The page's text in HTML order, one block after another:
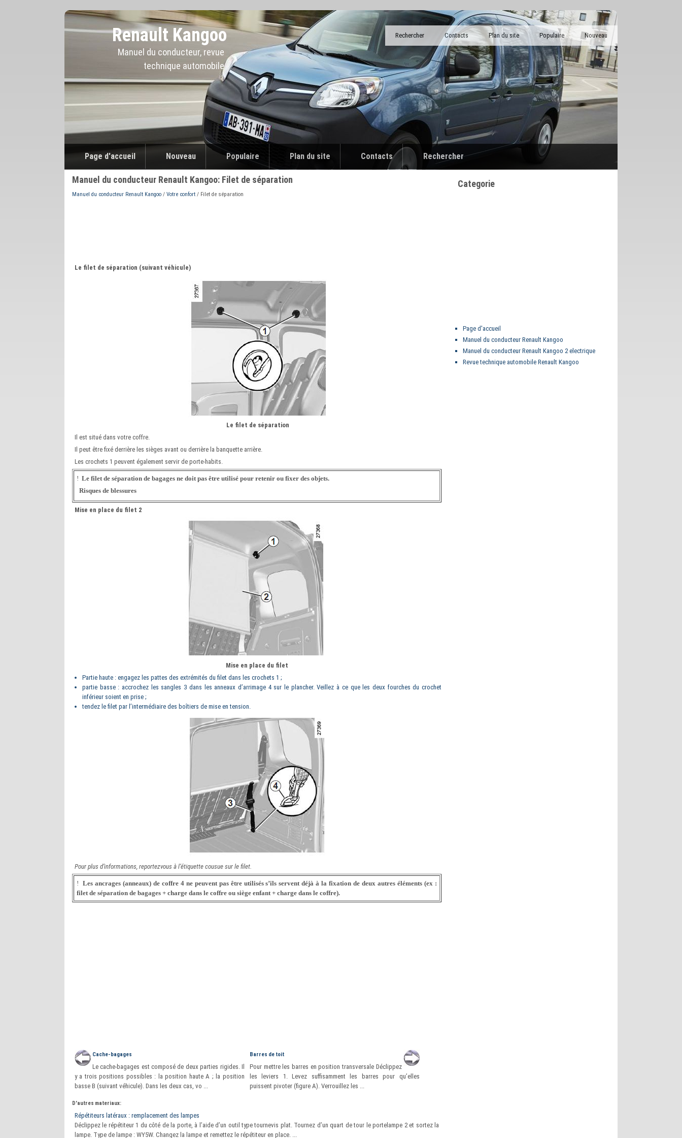
Renault Kangoo
Manuel du conducteur, revue
technique automobile
Nouveau
Populaire
Plan du site
Contacts
Rechercher
Page d'accueil Nouveau Populaire Plan du site Contacts Rechercher
Manuel du conducteur Renault Kangoo: Filet de séparation
Manuel du conducteur Renault Kangoo / Votre confort / Filet de séparation
Le filet de séparation (suivant véhicule)
Le filet de séparation
Il est situé dans votre coffre.
Il peut être fixé derrière les sièges avant ou derrière la banquette arrière.
Les crochets 1 peuvent également servir de porte-habits.
! Le filet de séparation de bagages ne doit pas être utilisé pour retenir ou fixer des objets.
Risques de blessures
Mise en place du filet 2
Mise en place du filet
Partie haute : engagez les pattes des extrémités du filet dans les crochets 1 ;
partie basse : accrochez les sangles 3 dans les anneaux d’arrimage 4 sur le plancher. Veillez à ce que les deux fourches du crochet
inférieur soient en prise ;
tendez le filet par l’intermédiaire des boîtiers de mise en tension.
Pour plus d’informations, reportezvous à l’étiquette cousue sur le filet.
! Les ancrages (anneaux) de coffre 4 ne peuvent pas être utilisés s’ils servent déjà à la fixation de deux autres éléments (ex :
filet de séparation de bagages + charge dans le coffre ou siège enfant + charge dans le coffre).
Cache-bagages
Le cache-bagages est composé de deux parties rigides. Il
y a trois positions possibles : la position haute A ; la position
basse B (suivant véhicule). Dans les deux cas, vo ...
Barres de toit
Pour mettre les barres en position transversale Déclippez
les leviers 1. Levez suffisamment les barres pour qu’elles
puissent pivoter (figure A). Verrouillez les ...
D'autres materiaux:
Répétiteurs latéraux : remplacement des lampes
Déclippez le répétiteur 1 du côté de la porte, à l’aide d’un outil type tournevis plat. Tournez d’un quart de tour le portelampe 2 et sortez la
lampe. Type de lampe : WY5W. Changez la lampe et remettez le répétiteur en place. ...
Categorie
Page d'accueil
Manuel du conducteur Renault Kangoo
Manuel du conducteur Renault Kangoo 2 electrique
Revue technique automobile Renault Kangoo